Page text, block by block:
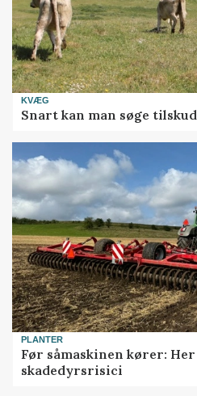
KVÆG
Snart kan man søge
PLANTER
Før såmaskinen kører:
skadedyrsrisici